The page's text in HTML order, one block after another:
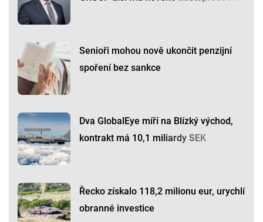
Senioři mohou nově ukončit penzijní
spoření bez sankce
Dva GlobalEye míří na Blízký východ,
kontrakt má 10,1 miliardy SEK
Řecko získalo 118,2 milionu eur, urychlí
obranné investice